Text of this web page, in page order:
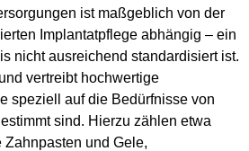
ist maßgeblich von der
Implantatpflege abhängig – ein
nicht ausreichend standardisiert ist.
vertreibt hochwertige
speziell auf die Bedürfnisse von
sind. Hierzu zählen etwa
und Gele,